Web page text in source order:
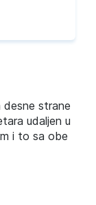
desne strane
udaljen u
i to sa obe